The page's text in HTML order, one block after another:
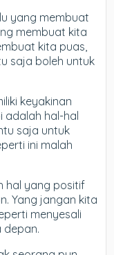
yang membuat
membuat kita
kita puas,
saja boleh untuk
keyakinan
adalah hal-hal
saja untuk
ini malah
hal yang positif
Yang jangan kita
menyesali
depan.